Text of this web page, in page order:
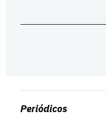
Periódicos